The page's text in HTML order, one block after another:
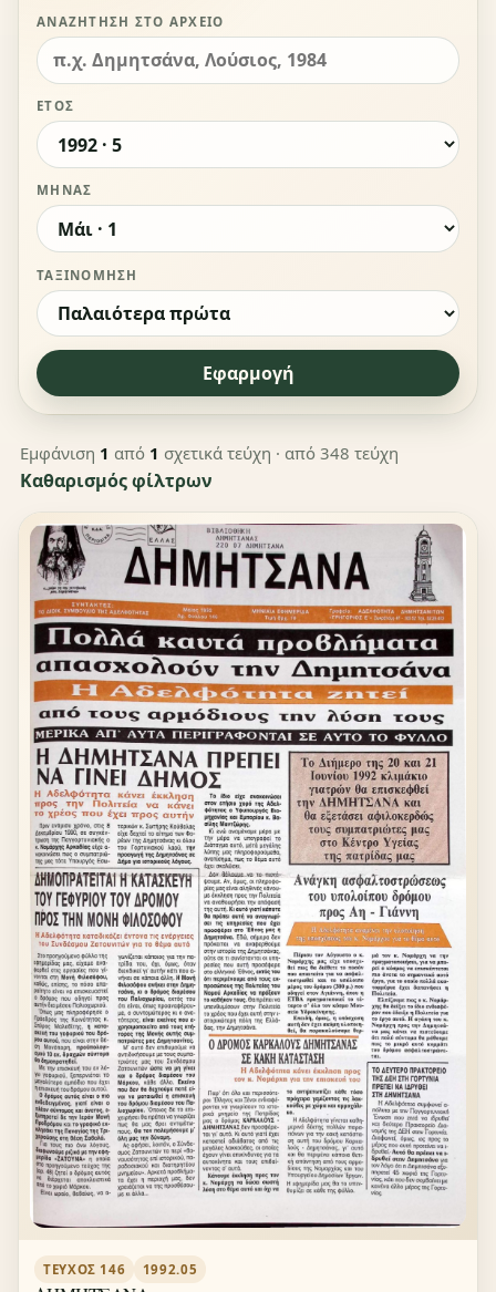
ΑΝΑΖΉΤΗΣΗ ΣΤΟ ΑΡΧΕΊΟ
ΈΤΟΣ
ΜΉΝΑΣ
ΤΑΞΙΝΌΜΗΣΗ
Εφαρμογή
Εμφάνιση 1 από 1 σχετικά τεύχη · από 348 τεύχη
Καθαρισμός φίλτρων
ΤΕΎΧΟΣ 146 1992.05